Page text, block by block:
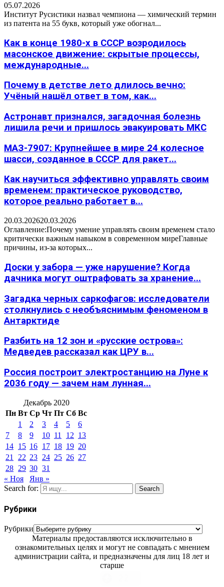
05.07.2026
Институт Русистики назвал чемпиона — химический термин
из патента на 55 букв, который уже обогнал...
Как в конце 1980-х в СССР возродилось
масонское движение: скрытые процессы,
международные...
Почему в детстве лето длилось вечно:
Учёный нашёл ответ в том, как...
Астронавт признался, загадочная болезнь
лишила речи и пришлось эвакуировать МКС
МАЗ-7907: Крупнейшее в мире 24 колесное
шасси, созданное в СССР для ракет...
Как научиться эффективно управлять своим
временем: практическое руководство,
которое реально работает в...
20.03.202620.03.2026
Оглавление:Почему умение управлять своим временем стало
критически важным навыком в современном миреГлавные
причины, из-за которых...
Доски у забора — уже нарушение? Когда
дачника могут оштрафовать за хранение...
Загадка черных саркофагов: исследователи
столкнулись с необъяснимым феноменом в
Антарктиде
Разбить на 12 зон и «русские острова»:
Медведев рассказал как ЦРУ в...
Россия построит электростанцию на Луне к
2036 году — зачем нам лунная...
Декабрь 2020
Пн Вт Ср Чт Пт Сб Вс
1
2 3 4 5
6
7
8 9 10 11 12 13
14 15 16 17 18 19 20
21
22 23 24 25 26 27
28 29 30 31
« Ноя
Янв »
Search for:
Search
Рубрики
Рубрики
Материалы предоставляются исключительно в
ознакомительных целях и могут не совпадать с мнением
администрации сайта, и предназначены для лиц 18 лет и
старше